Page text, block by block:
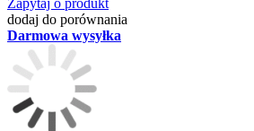
Zapytaj o produkt
dodaj do porównania
Darmowa wysyłka